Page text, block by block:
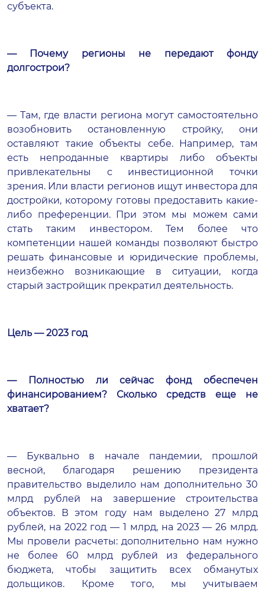
субъекта.
— Почему регионы не передают фонду
долгострои?
— Там, где власти региона могут самостоятельно
возобновить остановленную стройку, они
оставляют такие объекты себе. Например, там
есть непроданные квартиры либо объекты
привлекательны с инвестиционной точки
зрения. Или власти регионов ищут инвестора для
достройки, которому готовы предоставить какие-
либо преференции. При этом мы можем сами
стать таким инвестором. Тем более что
компетенции нашей команды позволяют быстро
решать финансовые и юридические проблемы,
неизбежно возникающие в ситуации, когда
старый застройщик прекратил деятельность.
Цель — 2023 год
— Полностью ли сейчас фонд обеспечен
финансированием? Сколько средств еще не
хватает?
— Буквально в начале пандемии, прошлой
весной, благодаря решению президента
правительство выделило нам дополнительно 30
млрд рублей на завершение строительства
объектов. В этом году нам выделено 27 млрд
рублей, на 2022 год — 1 млрд, на 2023 — 26 млрд.
Мы провели расчеты: дополнительно нам нужно
не более 60 млрд рублей из федерального
бюджета, чтобы защитить всех обманутых
дольщиков. Кроме того, мы учитываем